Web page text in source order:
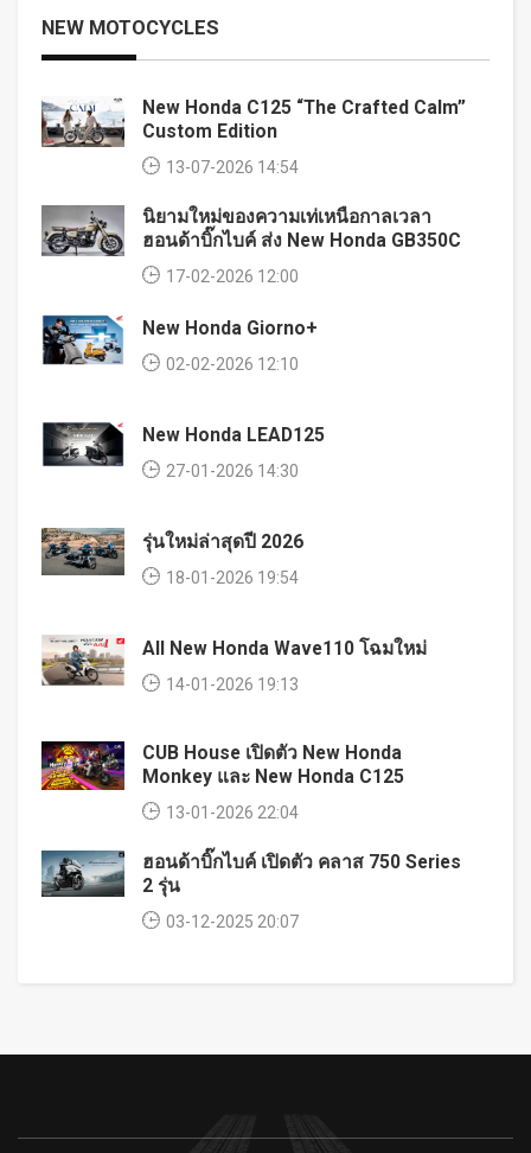
NEW MOTOCYCLES
New Honda C125 “The Crafted Calm”
Custom Edition
13-07-2026 14:54
นิยามใหม่ของความเท่เหนือกาลเวลา
ฮอนด้าบิ๊กไบค์ ส่ง New Honda GB350C
17-02-2026 12:00
New Honda Giorno+
02-02-2026 12:10
New Honda LEAD125
27-01-2026 14:30
รุ่นใหม่ล่าสุดปี 2026
18-01-2026 19:54
All New Honda Wave110 โฉมใหม่
14-01-2026 19:13
CUB House เปิดตัว New Honda
Monkey และ New Honda C125
13-01-2026 22:04
ฮอนด้าบิ๊กไบค์ เปิดตัว คลาส 750 Series
2 รุ่น
03-12-2025 20:07